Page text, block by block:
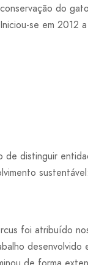
do
se em
distinguir
sustentável:
foi atribuído